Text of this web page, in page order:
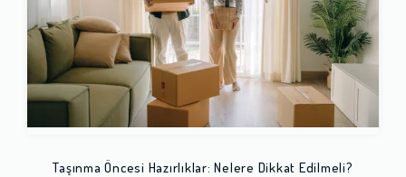
Taşınma Öncesi Hazırlıklar: Nelere Dikkat Edilmeli?